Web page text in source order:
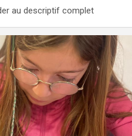
au descriptif complet